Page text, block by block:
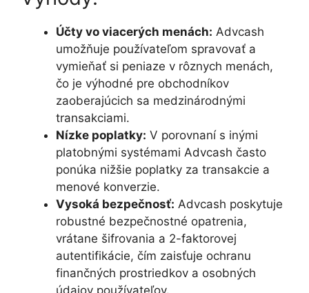
Účty vo viacerých menách: Advcash
umožňuje používateľom spravovať a
vymieňať si peniaze v rôznych menách,
čo je výhodné pre obchodníkov
zaoberajúcich sa medzinárodnými
transakciami.
Nízke poplatky: V porovnaní s inými
platobnými systémami Advcash často
ponúka nižšie poplatky za transakcie a
menové konverzie.
Vysoká bezpečnosť: Advcash poskytuje
robustné bezpečnostné opatrenia,
vrátane šifrovania a 2-faktorovej
autentifikácie, čím zaisťuje ochranu
finančných prostriedkov a osobných